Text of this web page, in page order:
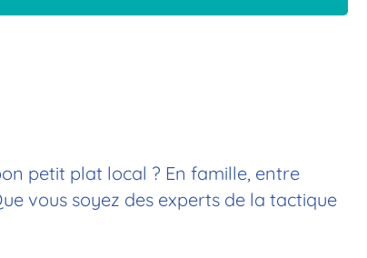
petit plat local ? En famille, entre
vous soyez des experts de la tactique